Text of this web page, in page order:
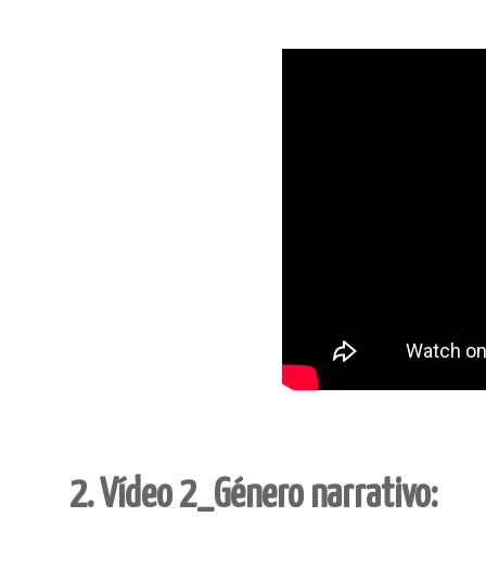
2. Vídeo 2_Género narrativo: